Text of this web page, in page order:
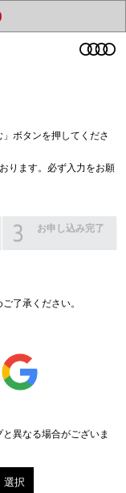
ボタンを押してくださ
ります。必ず入力をお願
お申し込み完了
了承ください。
異なる場合がございま
選択